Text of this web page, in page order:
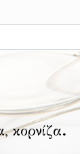
κορνίζα.